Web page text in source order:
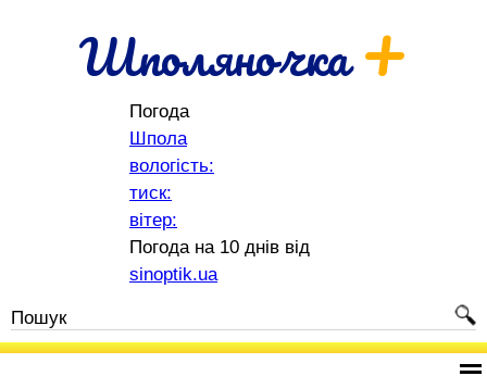
Шполяночка+
Погода
Шпола
вологість:
тиск:
вітер:
Погода на 10 днів від
sinoptik.ua